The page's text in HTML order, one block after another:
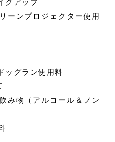
クアップ
ーンプロジェクター使用
ッグラン使用料
み物（アルコール＆ノン